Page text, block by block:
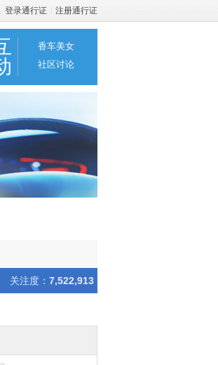
注册通行证
登录通行证
香车美女
社区讨论
关注度： 7,522,913